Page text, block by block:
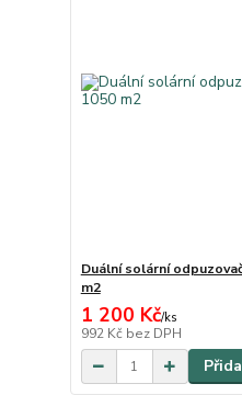
Duální solární
m2
1 200 Kč/ks
992 Kč bez DPH